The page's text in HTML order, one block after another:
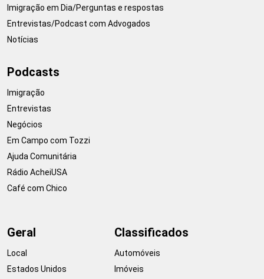
Imigração em Dia/Perguntas e respostas
Entrevistas/Podcast com Advogados
Notícias
Podcasts
Imigração
Entrevistas
Negócios
Em Campo com Tozzi
Ajuda Comunitária
Rádio AcheiUSA
Café com Chico
Geral
Local
Estados Unidos
Classificados
Automóveis
Imóveis